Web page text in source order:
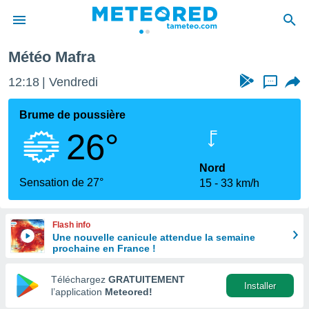
de
en
Météo Mafra
12:18 Vendredi ...
Brume de poussière
26°
Sensation de 27°
Nord
15
33 km/h
Flash info
Une nouvelle canicule attendue la semaine
prochaine en France !
Téléchargez GRATUITEMENT
l’application Meteored!
Installer